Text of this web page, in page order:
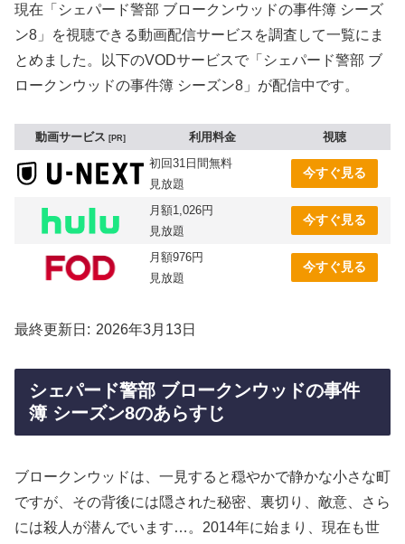
現在「シェパード警部 ブロークンウッドの事件簿 シーズ
ン8」を視聴できる動画配信サービスを調査して一覧にま
とめました。以下のVODサービスで「シェパード警部 ブ
ロークンウッドの事件簿 シーズン8」が配信中です。
動画サービス PR 利用料金
視聴
初回31日間無料
見放題
今すぐ見る
月額1,026円
見放題
今すぐ見る
月額976円
見放題
今すぐ見る
最終更新日 2026年3月13日
シェパード警部 ブロークンウッドの事件
簿 シーズン8のあらすじ
ブロークンウッドは、一見すると穏やかで静かな小さな町
ですが、その背後には隠された秘密、裏切り、敵意、さら
には殺人が潜んでいます…。2014年に始まり、現在も世